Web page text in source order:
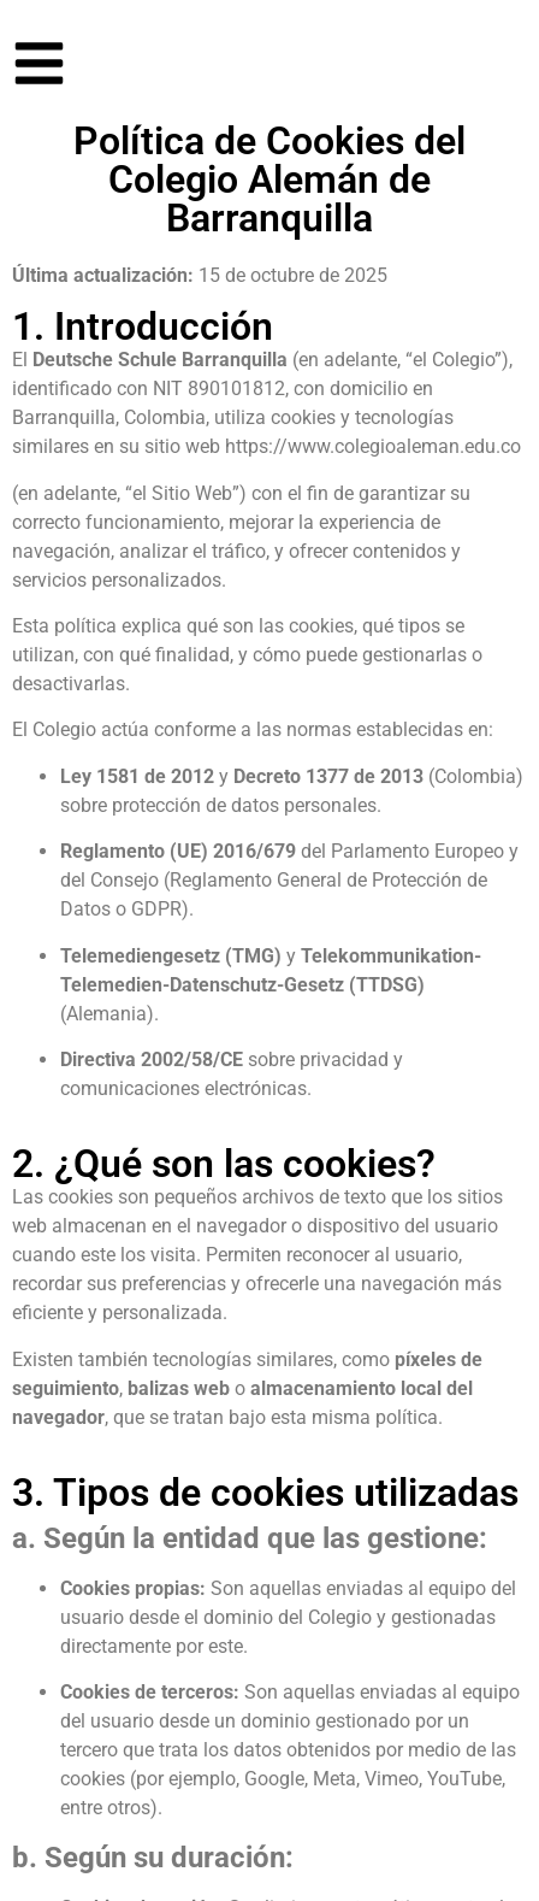
Política de Cookies del
Colegio Alemán de
Barranquilla
Última actualización: 15 de octubre de 2025
1. Introducción
El Deutsche Schule Barranquilla (en adelante, “el Colegio”),
identificado con NIT 890101812, con domicilio en
Barranquilla, Colombia, utiliza cookies y tecnologías
similares en su sitio web https://www.colegioaleman.edu.co
(en adelante, “el Sitio Web”) con el fin de garantizar su
correcto funcionamiento, mejorar la experiencia de
navegación, analizar el tráfico, y ofrecer contenidos y
servicios personalizados.
Esta política explica qué son las cookies, qué tipos se
utilizan, con qué finalidad, y cómo puede gestionarlas o
desactivarlas.
El Colegio actúa conforme a las normas establecidas en:
Ley 1581 de 2012 y Decreto 1377 de 2013 (Colombia)
sobre protección de datos personales.
Reglamento (UE) 2016/679 del Parlamento Europeo y
del Consejo (Reglamento General de Protección de
Datos o GDPR).
Telemediengesetz (TMG) y Telekommunikation-
Telemedien-Datenschutz-Gesetz (TTDSG)
(Alemania).
Directiva 2002/58/CE sobre privacidad y
comunicaciones electrónicas.
2. ¿Qué son las cookies?
Las cookies son pequeños archivos de texto que los sitios
web almacenan en el navegador o dispositivo del usuario
cuando este los visita. Permiten reconocer al usuario,
recordar sus preferencias y ofrecerle una navegación más
eficiente y personalizada.
Existen también tecnologías similares, como píxeles de
seguimiento, balizas web o almacenamiento local del
navegador, que se tratan bajo esta misma política.
3. Tipos de cookies utilizadas
a. Según la entidad que las gestione:
Cookies propias: Son aquellas enviadas al equipo del
usuario desde el dominio del Colegio y gestionadas
directamente por este.
Cookies de terceros: Son aquellas enviadas al equipo
del usuario desde un dominio gestionado por un
tercero que trata los datos obtenidos por medio de las
cookies (por ejemplo, Google, Meta, Vimeo, YouTube,
entre otros).
b. Según su duración: